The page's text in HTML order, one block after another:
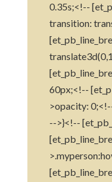
0.35s;<!--
transition:
60px;<!--
>opacity:
-->}<!--